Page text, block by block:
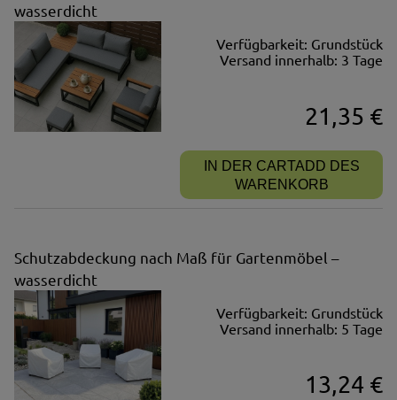
wasserdicht
Verfügbarkeit: Grundstück
Versand innerhalb: 3 Tage
21,35 €
IN DER CARTADD DES
WARENKORB
Schutzabdeckung nach Maß für Gartenmöbel –
wasserdicht
Verfügbarkeit: Grundstück
Versand innerhalb: 5 Tage
13,24 €